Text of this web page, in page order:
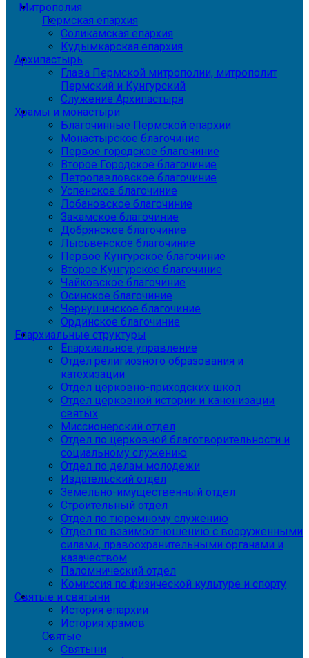
Митрополия
Пермская епархия
Соликамская епархия
Кудымкарская епархия
Архипастырь
Глава Пермской митрополии, митрополит
Пермский и Кунгурский
Служение Архипастыря
Храмы и монастыри
Благочинные Пермской епархии
Монастырское благочиние
Первое городское благочиние
Второе Городское благочиние
Петропавловское благочиние
Успенское благочиние
Лобановское благочиние
Закамское благочиние
Добрянское благочиние
Лысьвенское благочиние
Первое Кунгурское благочиние
Второе Кунгурское благочиние
Чайковское благочиние
Осинское благочиние
Чернушинское благочиние
Ординское благочиние
Епархиальные структуры
Епархиальное управление
Отдел религиозного образования и
катехизации
Отдел церковно-приходских школ
Отдел церковной истории и канонизации
святых
Миссионерский отдел
Отдел по церковной благотворительности и
социальному служению
Отдел по делам молодежи
Издательский отдел
Земельно-имущественный отдел
Строительный отдел
Отдел по тюремному служению
Отдел по взаимоотношению с вооруженными
силами, правоохранительными органами и
казачеством
Паломнический отдел
Комиссия по физической культуре и спорту
Святые и святыни
История епархии
История храмов
Святые
Святыни